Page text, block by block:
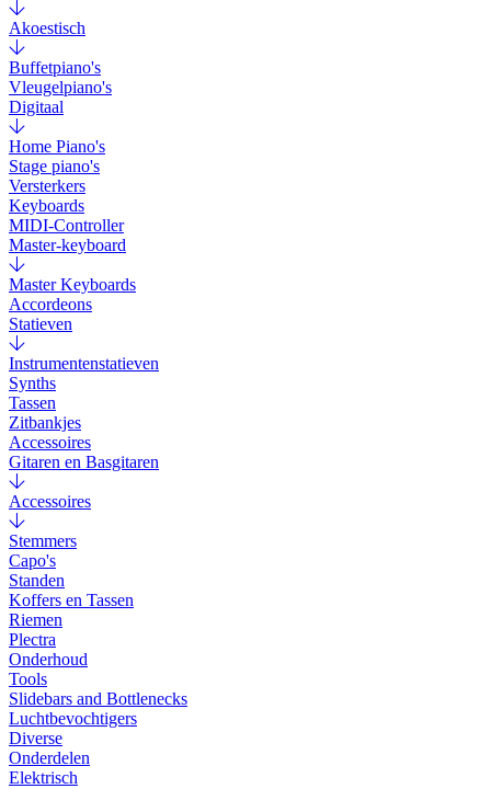
Akoestisch
Buffetpiano's
Vleugelpiano's
Digitaal
Home Piano's
Stage piano's
Versterkers
Keyboards
MIDI-Controller
Master-keyboard
Master Keyboards
Accordeons
Statieven
Instrumentenstatieven
Synths
Tassen
Zitbankjes
Accessoires
Gitaren en Basgitaren
Accessoires
Stemmers
Capo's
Standen
Koffers en Tassen
Riemen
Plectra
Onderhoud
Tools
Slidebars and Bottlenecks
Luchtbevochtigers
Diverse
Onderdelen
Elektrisch